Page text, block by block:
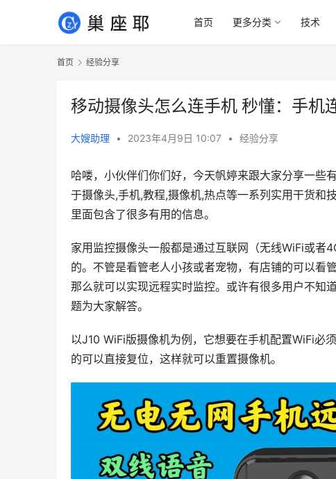
首页 更多分类 技术
首页 经验分享
移动摄像头怎么连手机 秒懂：手机
大嫂助理 • 2023年4月9日 10:07 • 经验分享
哈喽，小伙伴们你们好，今天帆婷来跟大家分享一些
于摄像头,手机,教程,摄像机,热点等一系列实用干货和
里面包含了很多有用的信息。
家用监控摄像头一般都是通过互联网（无线WiFi或者
的。不管是看管老人小孩或者宠物，有店铺的可以看
那么就可以实现远程实时监控。或许有很多用户不知
题为大家解答。
以J10 WiFi版摄像机为例，它想要在手机配置WiFi必
的可以直接复位，这样就可以重置摄像机。